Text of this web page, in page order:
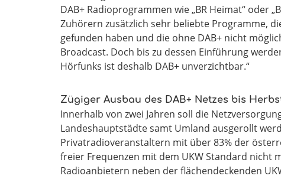
DAB+ Radioprogrammen wie „BR Heimat“ oder
Zuhörern zusätzlich sehr beliebte Programme,
gefunden haben und die ohne DAB+ nicht
Broadcast. Doch bis zu dessen Einführung
Hörfunks ist deshalb DAB+ unverzichtbar.“
Zügiger Ausbau des DAB+ Netzes bis
Innerhalb von zwei Jahren soll die
Landeshauptstädte samt Umland ausgerollt
Privatradioveranstaltern mit über 83% der
freier Frequenzen mit dem UKW Standard nicht
Radioanbietern neben der flächendeckenden